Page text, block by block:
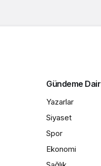
Gündeme Dair
Yazarlar
Siyaset
Spor
Ekonomi